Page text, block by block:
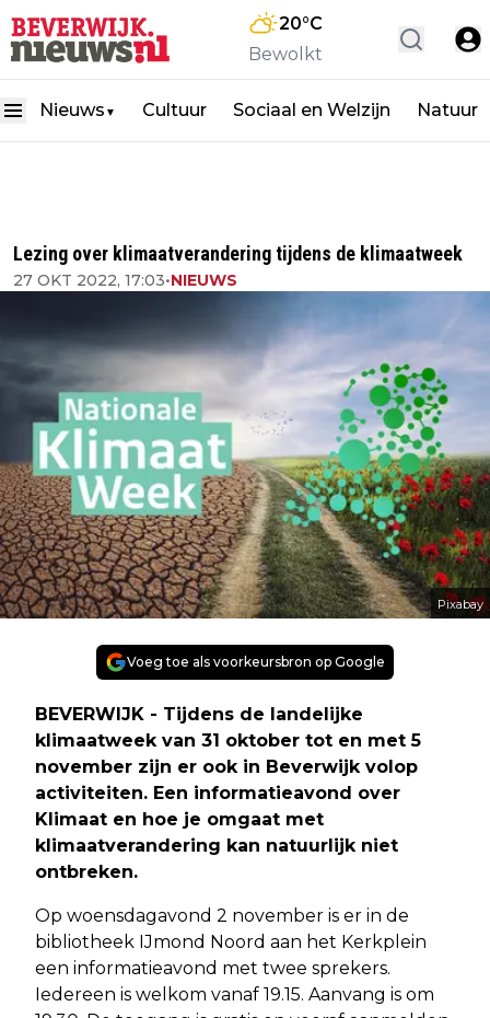
20°C
Bewolkt
Nieuws ▼ Cultuur Sociaal en Welzijn Natuur
Lezing over klimaatverandering tijdens de klimaatweek
27 OKT 2022, 17:03•NIEUWS
Pixabay
Voeg toe als voorkeursbron op Google
BEVERWIJK - Tijdens de landelijke
klimaatweek van 31 oktober tot en met 5
november zijn er ook in Beverwijk volop
activiteiten. Een informatieavond over
Klimaat en hoe je omgaat met
klimaatverandering kan natuurlijk niet
ontbreken.
Op woensdagavond 2 november is er in de
bibliotheek IJmond Noord aan het Kerkplein
een informatieavond met twee sprekers.
Iedereen is welkom vanaf 19.15. Aanvang is om